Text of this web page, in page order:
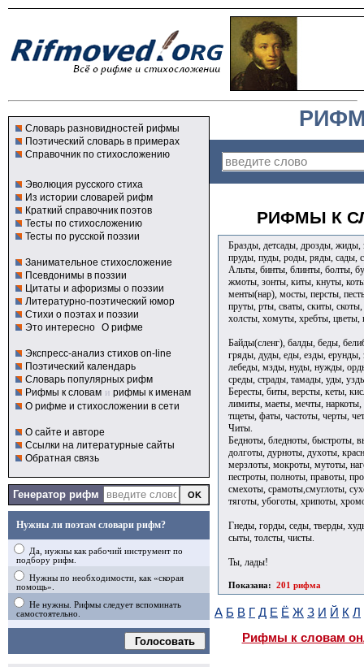
Словарь разновидностей рифмы
Поэтический словарь в примерах
Справочник по стихосложению
Эволюция русского стиха
Из истории словарей рифм
Краткий справочник поэтов
Тесты по стихосложению
Тесты по русской поэзии
Занимательное стихосложение
Псевдонимы в поэзии
Цитаты и афоризмы о поэзии
Литературно-поэтический юмор
Стихи о поэтах и поэзии
Это интересно О рифме
Экспресс-анализ стихов on-line
Поэтический календарь
Словарь популярных рифм
Рифмы к словам и рифмы к именам
О рифме и стихосложении в сети
О сайте и авторе
Ссылки на литературные сайты
Обратная связь
Генератор рифм
Нужны ли поэтам словари рифм?
Да, нужны как рабочий инструмент по
подбору рифм.
Нужны по необходимости, как «скорая
помощь».
Не нужны. Рифмы следует вспоминать
самостоятельно.
Голосовать
РИФМЫ К
Бразды, детсады, дрозды,
пруды, пуды, роды, ряды, сады,
Альты, бинты, блинты, болты,
жмоты, зонты, киты, кнуты,
менты(нар), мосты, персты,
пруты, рты, сваты, скиты,
холсты, хомуты, хребты,
Байды(сленг), балды, беды,
гряды, дуды, еды, езды, ерунды,
лебеды, мзды, нуды, нужды,
среды, страды, тамады, уды,
Бересты, биты, версты, кеты,
лимиты, маеты, мечты,
тщеты, фаты, частоты, черты,
Читы.
Бедноты, бледноты, быстроты,
долготы, дурноты, духоты,
мерзлоты, мокроты, мутоты,
пестроты, полноты, правоты,
смехоты, срамоты,смуглоты,
тяготы, убоготы, хрипоты,
Гнеды, горды, седы, тверды,
сыты, толсты, чисты.
Ты, лады!
Показана: 201 рифма
А Б В Г Д Е Ё Ж З И Й К Л
Рифмы к словам